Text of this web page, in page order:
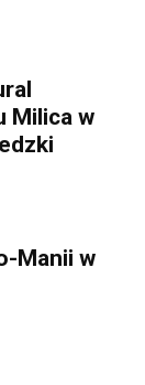
Milica w
Manii w